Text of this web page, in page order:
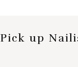
Pick up